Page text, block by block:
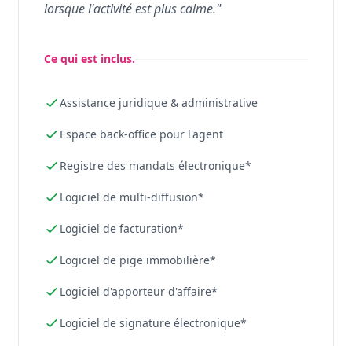
lorsque l'activité est plus calme."
Ce qui est inclus.
Assistance juridique & administrative
Espace back-office pour l'agent
Registre des mandats électronique*
Logiciel de multi-diffusion*
Logiciel de facturation*
Logiciel de pige immobilière*
Logiciel d'apporteur d'affaire*
Logiciel de signature électronique*